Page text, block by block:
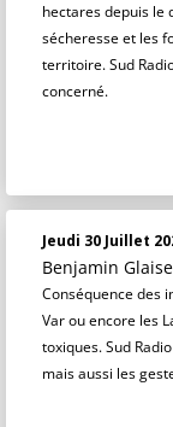
hectares depuis le
sécheresse et les
territoire. Sud
concerné.
Jeudi 30 Juillet
Benjamin Glaise
Conséquence des
Var ou encore les
toxiques. Sud
mais aussi les